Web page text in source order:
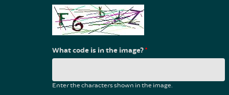
What code is in the image?*
Enter the characters shown in the image.